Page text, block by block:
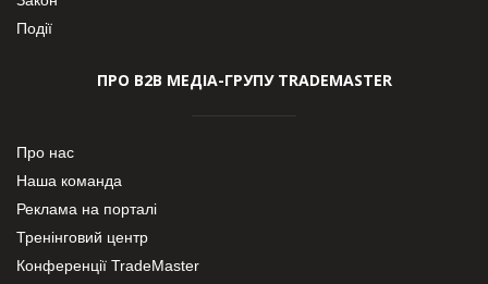
Події
ПРО В2В МЕДІА-ГРУПУ TRADEMASTER
Про нас
Наша команда
Реклама на порталі
Тренінговий центр
Конференції TradeMaster